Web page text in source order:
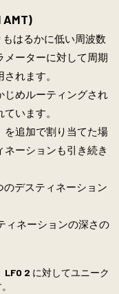
AMT)
はるかに低い周波数
メーターに対して周期
れます。
じめルーティングされ
います。
を追加で割り当てた場
ーションも引き続き
のデスティネーション
ィネーションの深さの
LFO 2 に対してユニーク